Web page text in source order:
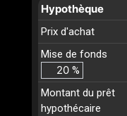
Hypothèque
Prix d'achat
Mise de fonds
%
Montant du prêt
hypothécaire